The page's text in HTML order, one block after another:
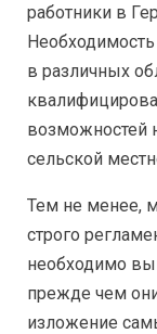
работники в
в различных
возможностей
сельской
Тем не менее,
строго
необходимо
прежде чем они
изложение